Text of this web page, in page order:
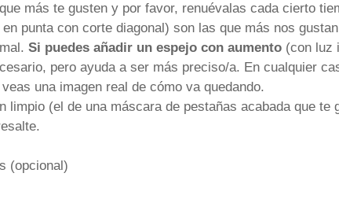
más te gusten y por favor, renuévalas cada cierto
punta con corte diagonal) son las que más nos
Si puedes añadir un espejo con aumento (con luz
pero ayuda a ser más preciso/a. En cualquier
una imagen real de cómo va quedando.
limpio (el de una máscara de pestañas acabada que te
(opcional)